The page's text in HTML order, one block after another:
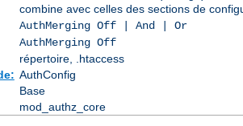
combine avec celles des sections de
AuthMerging Off | And | Or
AuthMerging Off
répertoire, .htaccess
AuthConfig
Base
mod_authz_core